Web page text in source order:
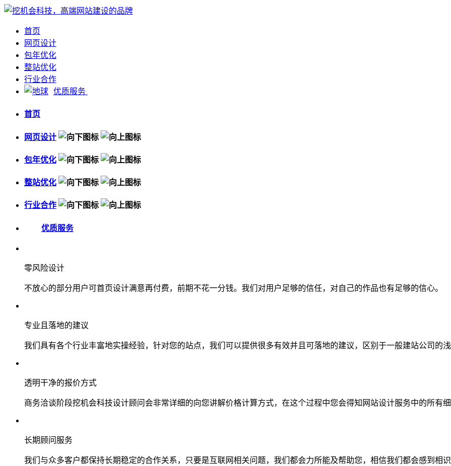
首页
网页设计
包年优化
整站优化
行业合作
优质服务
首页
网页设计
包年优化
整站优化
行业合作
优质服务
零风险设计
不放心的部分用户可首页设计满意再付费，前期不花一分钱。我们对用户足够的信任，对自己的作品也有足够的信心。
专业且落地的建议
我们具有各个行业丰富地实操经验，针对您的站点，我们可以提供很多有效并且可落地的建议，区别于一般建站公司的
透明干净的报价方式
商务洽谈阶段挖机会科技设计顾问会非常详细的向您讲解价格计算方式，在这个过程中您会得知网站设计服务中的所有
长期顾问服务
我们与众多客户都保持长期稳定的合作关系，只要是互联网相关问题，我们都会力所能及帮助您，相信我们都会感到相